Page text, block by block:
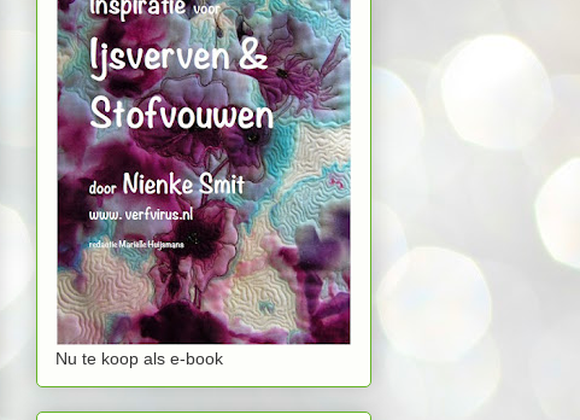
Nu te koop als e-book